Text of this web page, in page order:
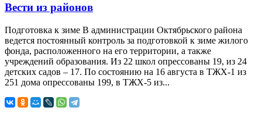
Вести из районов
Подготовка к зиме В администрации Октябрьского района
ведется постоянный контроль за подготовкой к зиме жилого
фонда, расположенного на его территории, а также
учреждений образования. Из 22 школ опрессованы 19, из 24
детских садов – 17. По состоянию на 16 августа в ТЖХ-1 из
251 дома опрессованы 199, в ТЖХ-5 из...